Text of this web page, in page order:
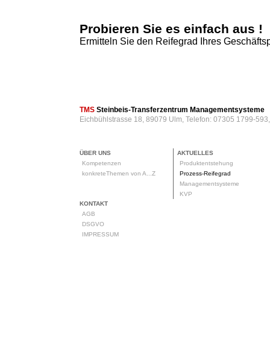
Probieren Sie es einfach aus !
Ermitteln Sie den Reifegrad Ihres
TMS Steinbeis-Transferzentrum Managementsysteme
Eichbühlstrasse 18, 89079 Ulm, Telefon: 07305 1799-
ÜBER UNS
Kompetenzen
konkreteThemen von A...Z
AKTUELLES
Produktentstehung
Prozess-Reifegrad
Managementsysteme
KVP
KONTAKT
AGB
DSGVO
IMPRESSUM